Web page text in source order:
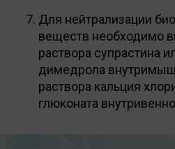
Для нейтрализации
веществ необходимо
раствора супрастина
димедрола
раствора кальция
глюконата